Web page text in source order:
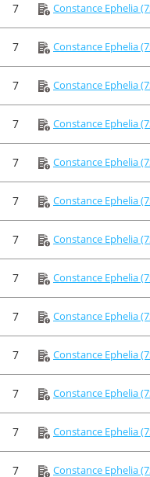
7 Constance Ephelia
7 Constance Ephelia
7 Constance Ephelia
7 Constance Ephelia
7 Constance Ephelia
7 Constance Ephelia
7 Constance Ephelia
7 Constance Ephelia
7 Constance Ephelia
7 Constance Ephelia
7 Constance Ephelia
7 Constance Ephelia
7 Constance Ephelia